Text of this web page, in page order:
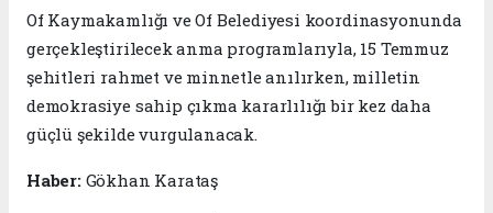
Of Kaymakamlığı ve Of Belediyesi koordinasyonunda
gerçekleştirilecek anma programlarıyla, 15 Temmuz
şehitleri rahmet ve minnetle anılırken, milletin
demokrasiye sahip çıkma kararlılığı bir kez daha
güçlü şekilde vurgulanacak.
Haber: Gökhan Karataş